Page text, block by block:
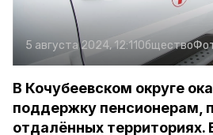
5 августа 2024, 12:11Общество
В Кочубеевском округе
поддержку пенсионерам,
отдалённых территориях.